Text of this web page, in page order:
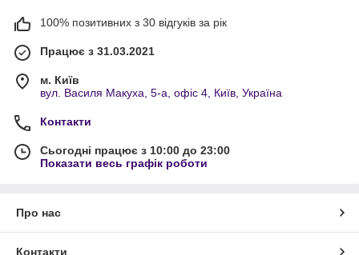
100% позитивних з 30 відгуків за рік
Працює з 31.03.2021
м. Київ
вул. Василя Макуха, 5-а, офіс 4, Київ, Україна
Контакти
Сьогодні працює з 10:00 до 23:00
Показати весь графік роботи
Про нас
Контакти